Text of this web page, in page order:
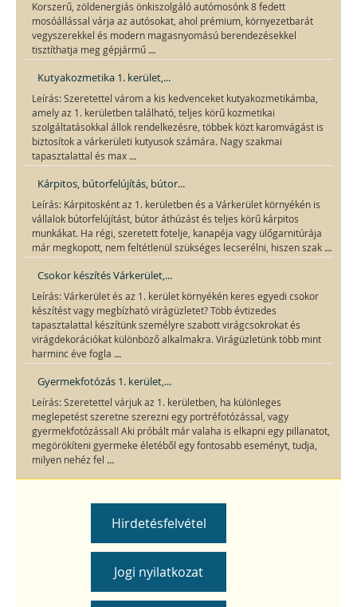
Korszerű, zöldenergiás önkiszolgáló autómosónk 8 fedett
mosóállással várja az autósokat, ahol prémium, környezetbarát
vegyszerekkel és modern magasnyomású berendezésekkel
tisztíthatja meg gépjármű ...
Kutyakozmetika 1. kerület,...
Leírás: Szeretettel várom a kis kedvenceket kutyakozmetikámba,
amely az 1. kerületben található, teljes körű kozmetikai
szolgáltatásokkal állok rendelkezésre, többek közt karomvágást is
biztosítok a várkerületi kutyusok számára. Nagy szakmai
tapasztalattal és max ...
Kárpitos, bútorfelújítás, bútor...
Leírás: Kárpitosként az 1. kerületben és a Várkerület környékén is
vállalok bútorfelújítást, bútor áthúzást és teljes körű kárpitos
munkákat. Ha régi, szeretett fotelje, kanapéja vagy ülőgarnitúrája
már megkopott, nem feltétlenül szükséges lecserélni, hiszen szak ...
Csokor készítés Várkerület,...
Leírás: Várkerület és az 1. kerület környékén keres egyedi csokor
készítést vagy megbízható virágüzletet? Több évtizedes
tapasztalattal készítünk személyre szabott virágcsokrokat és
virágdekorációkat különböző alkalmakra. Virágüzletünk több mint
harminc éve fogla ...
Gyermekfotózás 1. kerület,...
Leírás: Szeretettel várjuk az 1. kerületben, ha különleges
meglepetést szeretne szerezni egy portréfotózással, vagy
gyermekfotózással! Aki próbált már valaha is elkapni egy pillanatot,
megörökíteni gyermeke életéből egy fontosabb eseményt, tudja,
milyen nehéz fel ...
Hirdetésfelvétel
Jogi nyilatkozat